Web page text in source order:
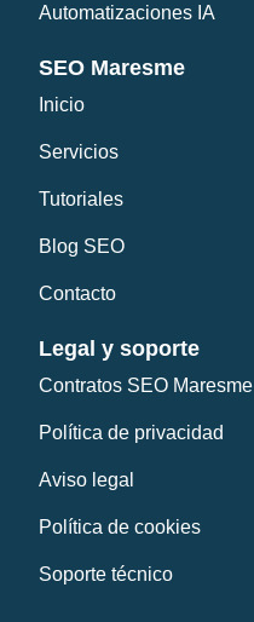
Automatizaciones IA
SEO Maresme
Inicio
Servicios
Tutoriales
Blog SEO
Contacto
Legal y soporte
Contratos SEO Maresme
Política de privacidad
Aviso legal
Política de cookies
Soporte técnico